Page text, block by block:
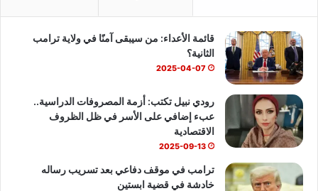
و
ك
T
u
e
ا
ب
قائمة الأعداء: من سيبقى آمنًا في ولاية ترامب
الثانية؟
2025-04-07
رودي نبيل تكتب: أزمة المصروفات الدراسية..
عبء إضافي على الأسر في ظل الظروف
الاقتصادية
2025-09-13
ترامب في موقف دفاعي بعد تسريب رساله
خادشة في قضية ابستين